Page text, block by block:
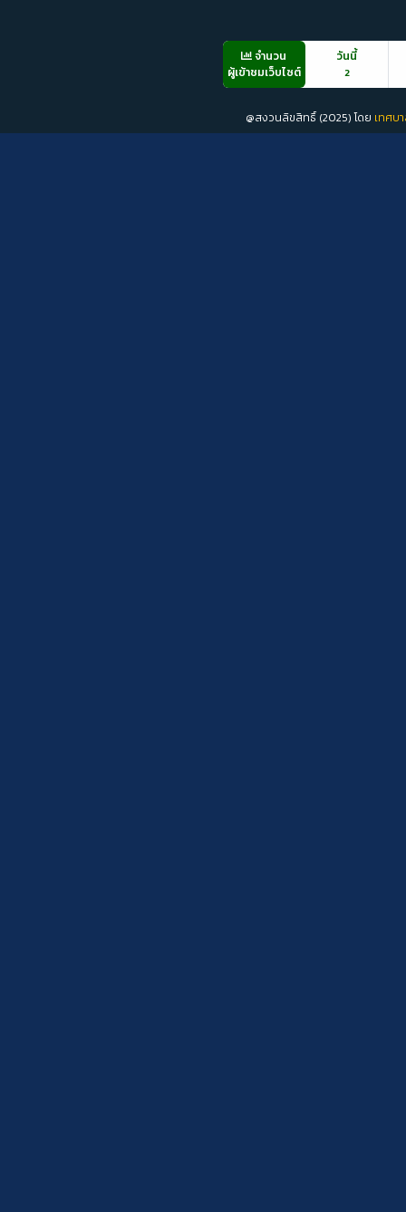
จำนวน
ผู้เข้าชมเว็บไซต์
วันนี้
2
@สงวนลิขสิทธิ์ (2025) โดย เทศบ